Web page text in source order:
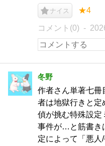
ナイス ★4
コメント(0)
冬野
作者さん単著七冊
者は地獄行きと定
偵が挑む特殊設定
事件が…と筋書き
定によって「悪人